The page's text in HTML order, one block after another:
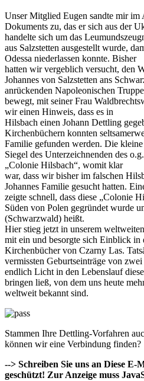
Unser Mitglied Eugen sandte mir im
Dokuments zu, das er sich aus der
handelte sich um das
aus Salzstetten ausgestellt wurde,
Odessa niederlassen konnte. Bisher
hatten wir vergeblich versucht, den
Johannes von Salzstetten ans
anrückenden Napoleonischen
bewegt, mit seiner Frau
wir einen Hinweis, dass es in
Hilsbach einen Johann Dettling
Kirchenbüchern konnten
Familie gefunden werden. Die
Siegel des Unterzeichnenden des
„Colonie Hilsbach“, womit klar
war, dass wir bisher im falschen
Johannes Familie gesucht hatten.
zeigte schnell, dass diese „Colonie
Süden von Polen gegründet wurde
(Schwarzwald) heißt.
Hier stieg jetzt in unserem
mit ein und besorgte sich Einblick
Kirchenbücher von Czarny Las.
vermissten Geburtseinträge von
endlich Licht in den Lebenslauf
bringen ließ, von dem uns heute
weltweit bekannt sind.
Stammen Ihre Dettling-Vorfahren
können wir eine Verbindung finden?
--> Schreiben Sie uns an Diese E-
geschützt! Zur Anzeige muss